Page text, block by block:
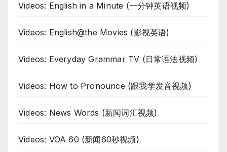
Videos: English in a Minute (一分钟英语视频)
Videos: English@the Movies (影视英语)
Videos: Everyday Grammar TV (日常语法视频)
Videos: How to Pronounce (跟我学发音视频)
Videos: News Words (新闻词汇视频)
Videos: VOA 60 (新闻60秒视频)